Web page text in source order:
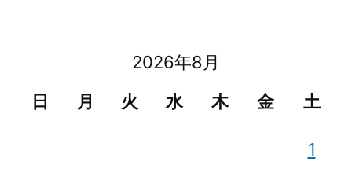
2026年8月
日
月 火 水 木 金 土
1